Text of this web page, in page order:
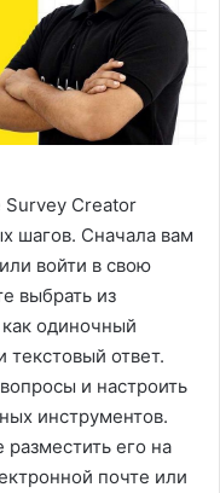
Creator
шагов. Сначала вам
войти в свою
выбрать из
одиночный
ответ.
и настроить
инструментов.
его на
почте или